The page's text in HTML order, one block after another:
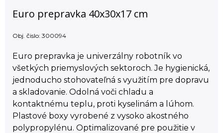
Euro prepravka 40x30x17 cm
Obj. čislo: 300094
Euro prepravka je univerzálny robotník vo
všetkých priemyslových sektoroch. Je hygienická,
jednoducho stohovateľná s využitím pre dopravu
a skladovanie. Odolná voči chladu a
kontaktnému teplu, proti kyselinám a lúhom.
Plastové boxy vyrobené z vysoko akostného
polypropylénu. Optimalizované pre použitie v